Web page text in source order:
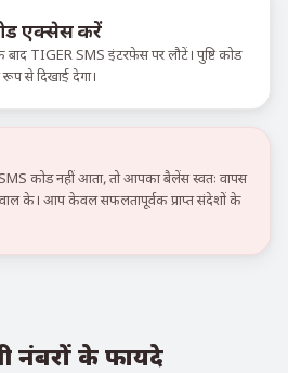
एक्सेस करें
बाद TIGER SMS इंटरफ़ेस पर लौटें। पुष्टि कोड
से दिखाई देगा।
कोड नहीं आता, तो आपका बैलेंस स्वतः वापस
के। आप केवल सफलतापूर्वक प्राप्त संदेशों के
नंबरों के फायदे